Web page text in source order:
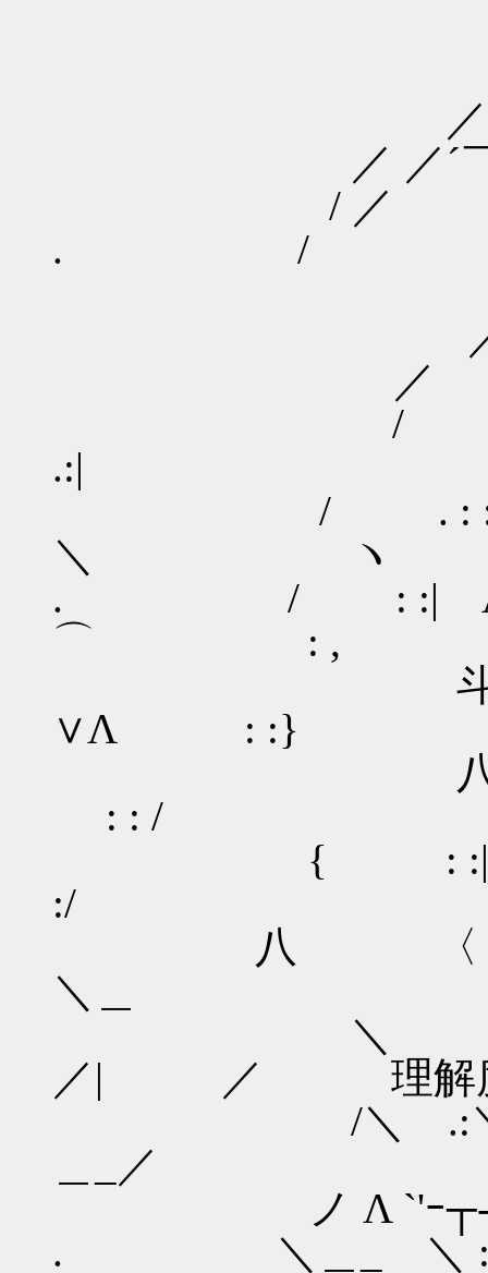
／´
／ ／´￣￣￣
/ ／
. /
／´￣｀
.:|
/ . : :|
＼ ヽ
. / : :| Λ .
⌒ : ,
斗冖
∨Λ : :}
八 ＼
: : /
{ : :|x笊_ﾉｋ
:/
八 〈 乂
＼＿
／| ／ 理解
/＼ .:＼
＿_／
ノ Λ `'ｰ
. ＼＿_ ＼ : :|